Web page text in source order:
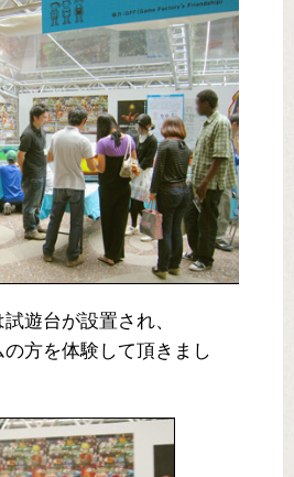
遊台が設置され、
方を体験して頂きまし